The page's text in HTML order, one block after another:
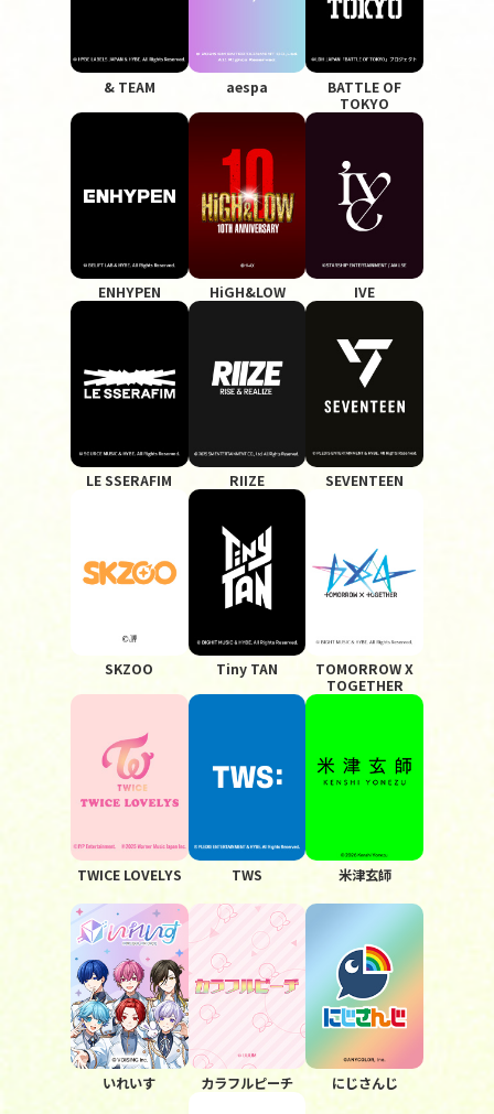
& TEAM aespa
BATTLE OF
TOKYO
ENHYPEN HiGH&LOW IVE
LE SSERAFIM RIIZE SEVENTEEN
SKZOO Tiny TAN
TOMORROW X
TOGETHER
TWICE LOVELYS TWS 米津玄師
いれいす カラフルピーチ にじさんじ